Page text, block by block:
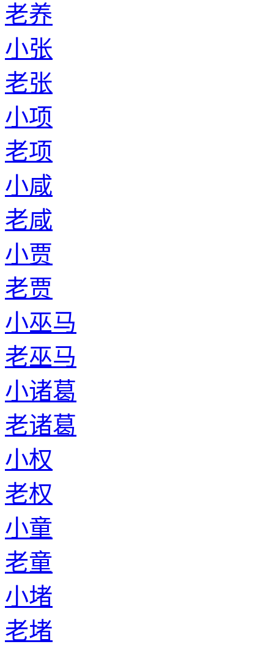
老养
小张
老张
小项
老项
小咸
老咸
小贾
老贾
小巫马
老巫马
小诸葛
老诸葛
小权
老权
小童
老童
小堵
老堵